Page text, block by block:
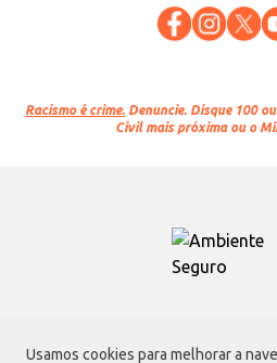
Usamos cookies para melhorar a
Racismo é crime. Denuncie. Disque 100
Civil mais próxima ou o
Atacadão